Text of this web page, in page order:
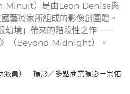
Minuit）是由Leon Denise與
藝術家所組成的影像創團體。
幻境」帶來的階段性之作——
》（Beyond Midnight）。
派員） 攝影／多點商業攝影－宗佑